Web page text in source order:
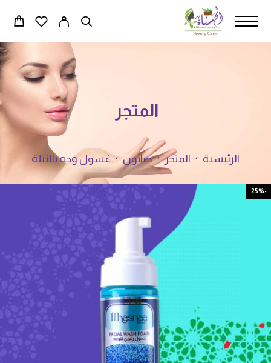
المتجر
الرئيسية المتجر صابون غسول وجه بالنيلة
-25%